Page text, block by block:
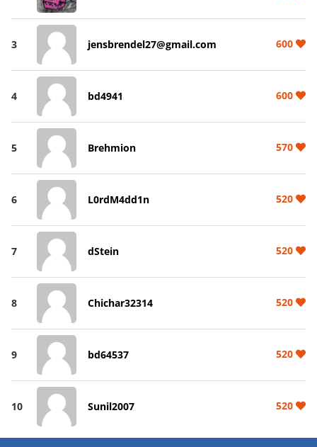
3 jensbrendel27@gmail.com 600
4 bd4941 600
5 Brehmion 570
6 L0rdM4dd1n 520
7 dStein 520
8 Chichar32314 520
9 bd64537 520
10 Sunil2007 520